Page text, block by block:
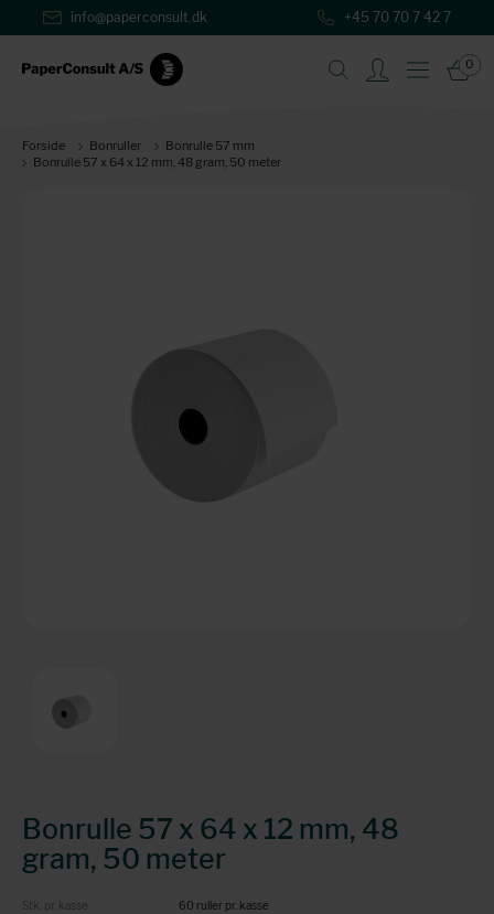
+45 70 70 7 42 7
info@paperconsult.dk
0
Forside Bonruller
Bonrulle 57 mm
Bonrulle 57 x 64 x 12 mm, 48 gram, 50 meter
Bonrulle 57 x 64 x 12 mm, 48
gram, 50 meter
Stk. pr. kasse
60 ruller pr. kasse